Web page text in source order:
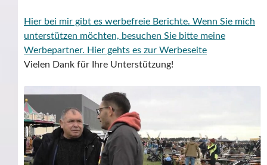
Hier bei mir gibt es werbefreie Berichte. Wenn Sie mich
unterstützen möchten, besuchen Sie bitte meine
Werbepartner. Hier gehts es zur Werbeseite
Vielen Dank für Ihre Unterstützung!